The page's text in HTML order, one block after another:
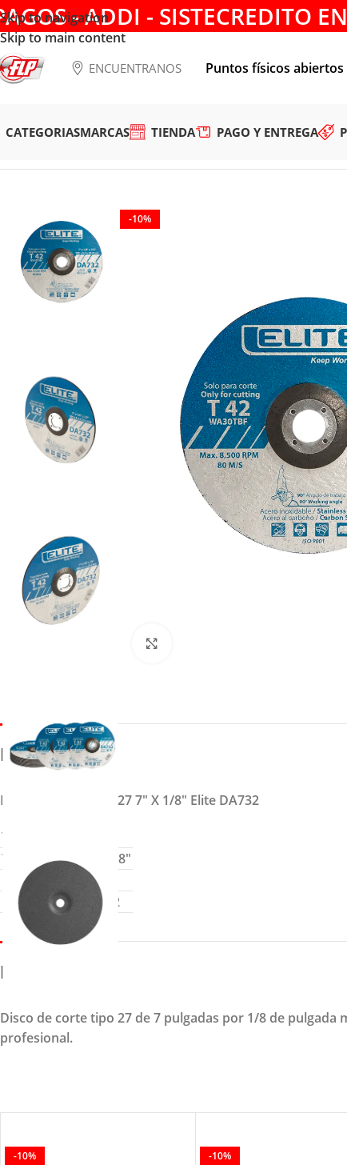
Skip to navigation
Skip to main content
- ADDI - SISTECREDITO
ENCUENTRANOS Puntos físicos abiertos
CATEGORIASMARCAS TIENDA PAGO Y ENTREGA
-10%
DETALLES
Disco de corte tipo 27 7″ X 1/8″ Elite DA732
Tipo
Tamaño
| 7″ x 1/8″
Marca
| ELITE
Referencia | DA732
DESCRIPCION
Disco de corte tipo 27 de 7 pulgadas por 1/8 de
profesional.
-10% -10%